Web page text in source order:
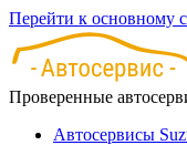
Перейти к основному
Проверенные
Автосервисы